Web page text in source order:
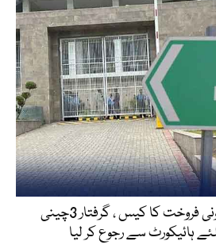
انسانی اعضا کی غیر قانونی فروخت کا کیس ، گرفتار 3چینی
ہائیکورٹ سے رجوع کر لیا